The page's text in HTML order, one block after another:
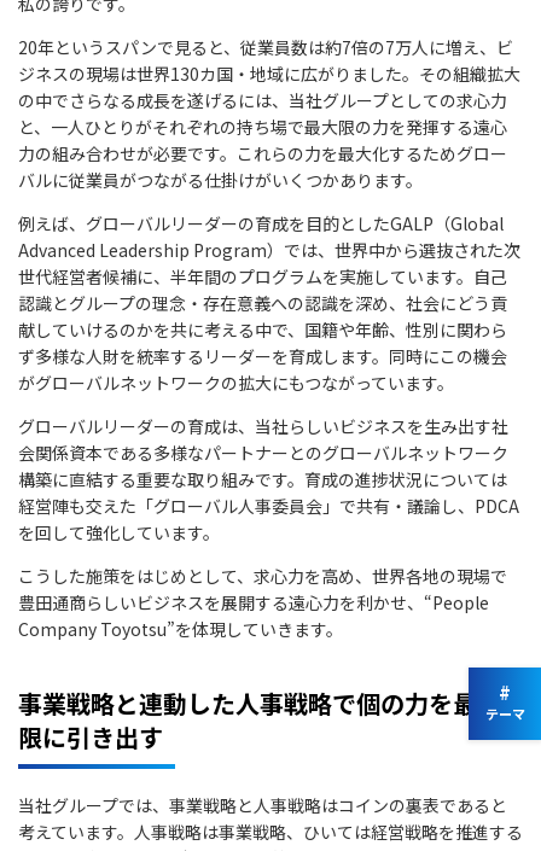
20年というスパンで見ると、従業員数は約7倍の7万人に増え、ビ
ジネスの現場は世界130カ国・地域に広がりました。その組織拡大
の中でさらなる成長を遂げるには、当社グループとしての求心力
と、一人ひとりがそれぞれの持ち場で最大限の力を発揮する遠心
力の組み合わせが必要です。これらの力を最大化するためグロー
バルに従業員がつながる仕掛けがいくつかあります。
例えば、グローバルリーダーの育成を目的としたGALP（Global
Advanced Leadership Program）では、世界中から選抜された次
世代経営者候補に、半年間のプログラムを実施しています。自己
認識とグループの理念・存在意義への認識を深め、社会にどう貢
献していけるのかを共に考える中で、国籍や年齢、性別に関わら
ず多様な人財を統率するリーダーを育成します。同時にこの機会
がグローバルネットワークの拡大にもつながっています。
グローバルリーダーの育成は、当社らしいビジネスを生み出す社
会関係資本である多様なパートナーとのグローバルネットワーク
構築に直結する重要な取り組みです。育成の進捗状況については
経営陣も交えた「グローバル人事委員会」で共有・議論し、PDCA
を回して強化しています。
こうした施策をはじめとして、求心力を高め、世界各地の現場で
豊田通商らしいビジネスを展開する遠心力を利かせ、“People
Company Toyotsu”を体現していきます。
事業戦略と連動した人事戦略で個の力を最大
限に引き出す
当社グループでは、事業戦略と人事戦略はコインの裏表であると
考えています。人事戦略は事業戦略、ひいては経営戦略を推進する
#
テーマ